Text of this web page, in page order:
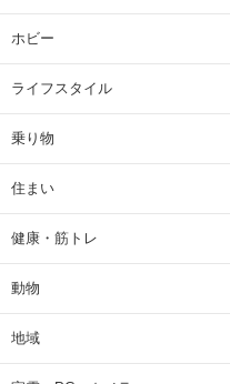
ホビー
ライフスタイル
乗り物
住まい
健康・筋トレ
動物
地域